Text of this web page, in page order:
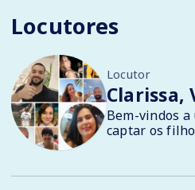
Locutores
Locutor
Clarissa,
Bem-vindos
captar os